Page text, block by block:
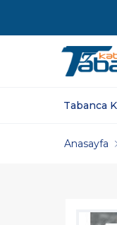
Tabanca
Anasayfa